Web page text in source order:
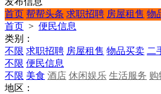
首页 帮帮头条 求职招聘 房屋租售 物
首页 > 便民信息
类别：
不限 求职招聘 房屋租售 物品买卖 二
不限 便民信息
不限 美食 酒店 休闲娱乐 生活服务 购
地区：